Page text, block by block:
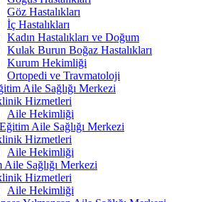
Göz Hastalıkları
İç Hastalıkları
Kadın Hastalıkları ve Doğum
Kulak Burun Boğaz Hastalıkları
Kurum Hekimliği
Ortopedi ve Travmatoloji
Aile Sağlığı Merkezi
Hizmetleri
Aile Hekimliği
Aile Sağlığı Merkezi
Hizmetleri
Aile Hekimliği
Sağlığı Merkezi
Hizmetleri
Aile Hekimliği